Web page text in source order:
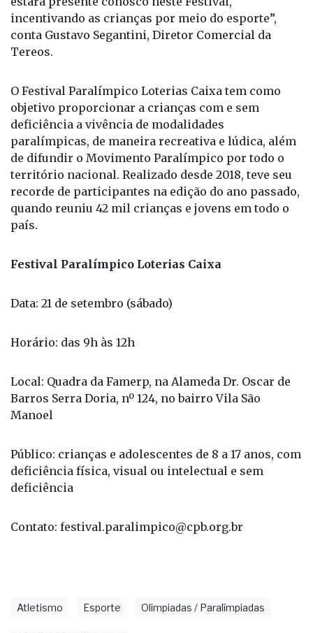
incentivando as crianças por meio do esporte”,
conta Gustavo Segantini, Diretor Comercial da
Tereos.
O Festival Paralímpico Loterias Caixa tem como
objetivo proporcionar a crianças com e sem
deficiência a vivência de modalidades
paralímpicas, de maneira recreativa e lúdica, além
de difundir o Movimento Paralímpico por todo o
território nacional. Realizado desde 2018, teve seu
recorde de participantes na edição do ano passado,
quando reuniu 42 mil crianças e jovens em todo o
país.
Festival Paralímpico Loterias Caixa
Data: 21 de setembro (sábado)
Horário: das 9h às 12h
Local: Quadra da Famerp, na Alameda Dr. Oscar de
Barros Serra Doria, nº 124, no bairro Vila São
Manoel
Público: crianças e adolescentes de 8 a 17 anos, com
deficiência física, visual ou intelectual e sem
deficiência
Contato: festival.paralimpico@cpb.org.br
Atletismo Esporte Olimpiadas / Paralímpiadas